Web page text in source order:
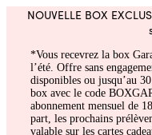
NOUVELLE BOX
*Vous recevrez la box
l’été. Offre sans
disponibles ou jusqu’au
box avec le code
abonnement mensuel de
part, les prochains
valable sur les cartes